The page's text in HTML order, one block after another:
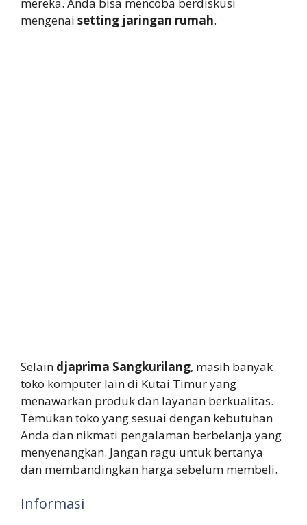
mengenai setting jaringan rumah.
Selain djaprima Sangkurilang, masih banyak
toko komputer lain di Kutai Timur yang
menawarkan produk dan layanan berkualitas.
Temukan toko yang sesuai dengan kebutuhan
Anda dan nikmati pengalaman berbelanja yang
menyenangkan. Jangan ragu untuk bertanya
dan membandingkan harga sebelum membeli.
Informasi